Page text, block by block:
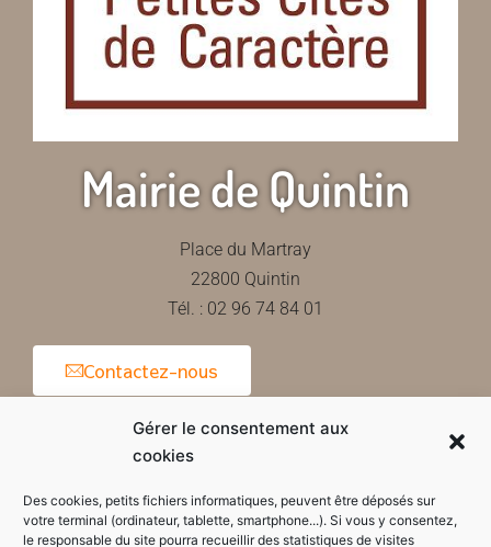
Gérer le consentement aux
cookies
Des cookies, petits fichiers informatiques, peuvent être déposés sur
votre terminal (ordinateur, tablette, smartphone...). Si vous y consentez,
le responsable du site pourra recueillir des statistiques de visites
Mairie de Quintin
Place du Martray
22800 Quintin
Tél. : 02 96 74 84 01
Contactez-nous
Horaires d'ouverture de la mairie